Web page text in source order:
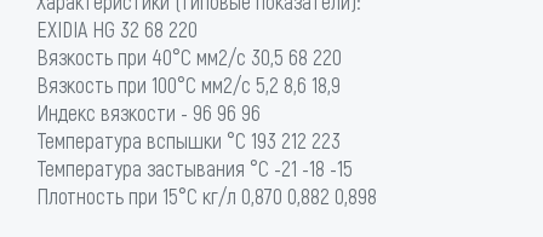
EXIDIA HG 32 68 220
Вязкость при 40°С мм2/с 30,5 68 220
Вязкость при 100°С мм2/с 5,2 8,6 18,9
Индекс вязкости - 96 96 96
Температура вспышки °C 193 212 223
Температура застывания °C -21 -18 -15
Плотность при 15°С кг/л 0,870 0,882 0,898